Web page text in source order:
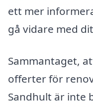
ett mer
gå vidare med
Sammantaget,
offerter för
Sandhult är inte